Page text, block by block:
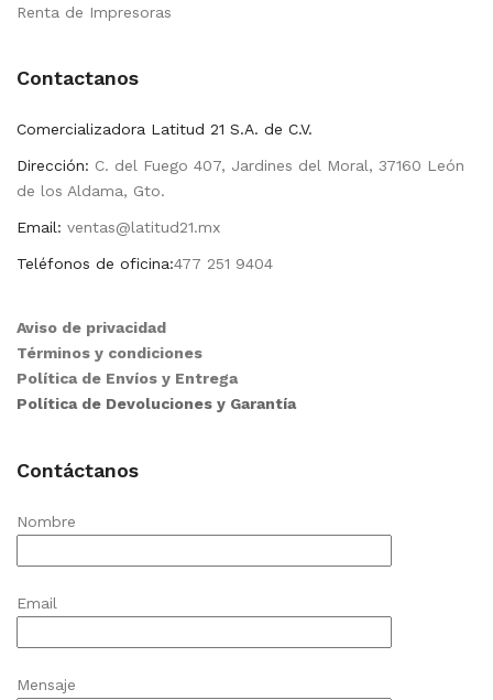
Renta de Impresoras
Contactanos
Comercializadora Latitud 21 S.A. de C.V.
Dirección: C. del Fuego 407, Jardines del Moral, 37160 León
de los Aldama, Gto.
Email: ventas@latitud21.mx
Teléfonos de oficina:477 251 9404
Aviso de privacidad
Términos y condiciones
Política de Envíos y Entrega
Política de Devoluciones y Garantía
Contáctanos
Nombre
Email
Mensaje